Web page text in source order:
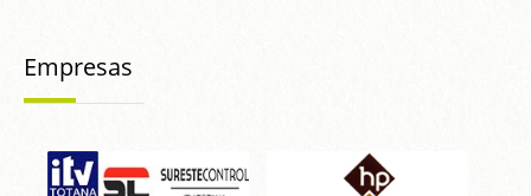
Empresas